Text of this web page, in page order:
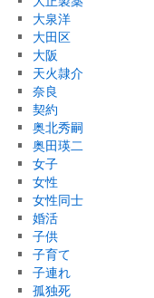
大泉洋
大田区
大阪
天火隷介
奈良
契約
奥北秀嗣
奥田瑛二
女子
女性
女性同士
婚活
子供
子育て
子連れ
孤独死